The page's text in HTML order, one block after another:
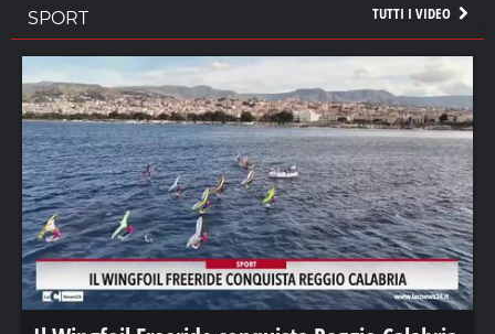
TUTTI I VIDEO
SPORT